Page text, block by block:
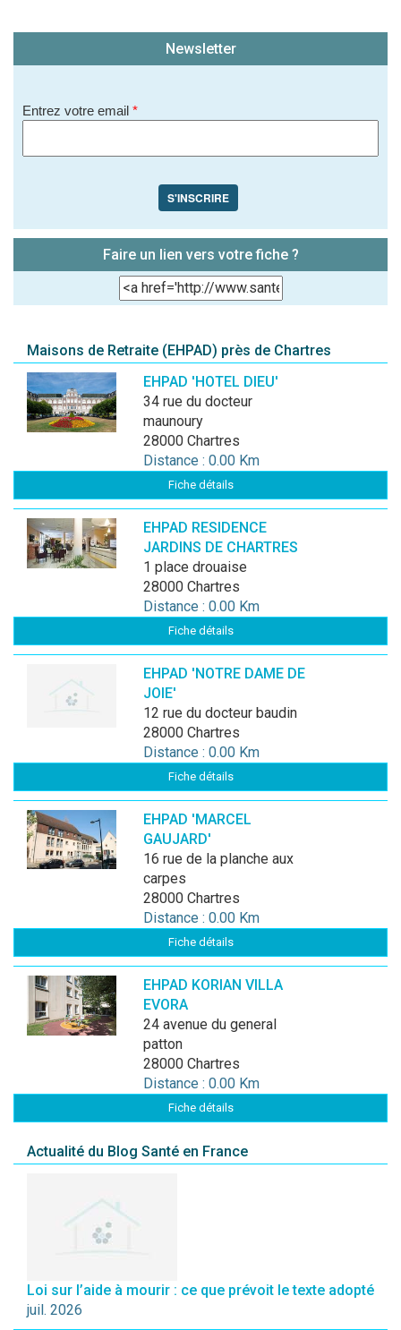
Newsletter
Entrez votre email *
S'INSCRIRE
Faire un lien vers votre fiche ?
Maisons de Retraite (EHPAD) près de Chartres
EHPAD 'HOTEL DIEU'
34 rue du docteur
maunoury
28000 Chartres
Distance : 0.00 Km
Fiche détails
EHPAD RESIDENCE
JARDINS DE CHARTRES
1 place drouaise
28000 Chartres
Distance : 0.00 Km
Fiche détails
EHPAD 'NOTRE DAME DE
JOIE'
12 rue du docteur baudin
28000 Chartres
Distance : 0.00 Km
Fiche détails
EHPAD 'MARCEL
GAUJARD'
16 rue de la planche aux
carpes
28000 Chartres
Distance : 0.00 Km
Fiche détails
EHPAD KORIAN VILLA
EVORA
24 avenue du general
patton
28000 Chartres
Distance : 0.00 Km
Fiche détails
Actualité du Blog Santé en France
Loi sur l’aide à mourir : ce que prévoit le texte adopté
juil. 2026